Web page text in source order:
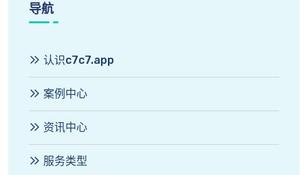
导航
认识c7c7.app
案例中心
资讯中心
服务类型